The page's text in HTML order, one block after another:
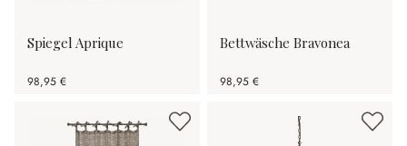
Spiegel Aprique
98,95 €
Bettwäsche Bravonea
98,95 €